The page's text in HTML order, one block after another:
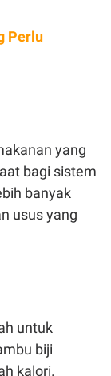
Perlu
yang
bagi sistem
banyak
usus yang
untuk
biji
kalori.